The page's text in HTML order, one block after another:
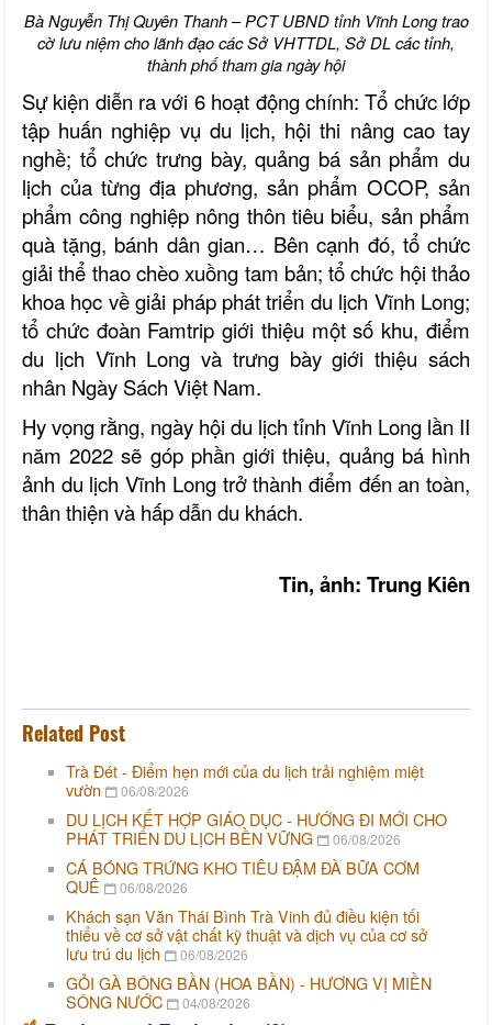
Bà Nguyễn Thị Quyên Thanh – PCT UBND tỉnh Vĩnh Long trao
cờ lưu niệm cho lãnh đạo cácSở VHTTDL, Sở DL các tỉnh,
thành phố tham gia ngày hội
Sự kiện diễn ra với 6 hoạt động chính: Tổ chức lớp
tập huấn nghiệp vụ du lịch, hội thi nâng cao tay
nghề; tổ chức trưng bày, quảng bá sản phẩm du
lịch của từng địa phương, sản phẩm OCOP, sản
phẩm công nghiệp nông thôn tiêu biểu, sản phẩm
quà tặng, bánh dân gian… Bên cạnh đó, tổ chức
giải thể thao chèo xuồng tam bản; tổ chức hội thảo
khoa học về giải pháp phát triển du lịch Vĩnh Long;
tổ chức đoàn Famtrip giới thiệu một số khu, điểm
du lịch Vĩnh Long và trưng bày giới thiệu sách
nhân Ngày Sách Việt Nam.
Hy vọng rằng, ngày hội du lịch tỉnh Vĩnh Long lần II
năm 2022 sẽ góp phần giới thiệu, quảng bá hình
ảnh du lịch Vĩnh Long trở thành điểm đến an toàn,
thân thiện và hấp dẫn du khách.
Tin, ảnh: Trung Kiên
Related Post
Trà Đét - Điểm hẹn mới của du lịch trải nghiệm miệt
vườn
06/08/2026
DU LỊCH KẾT HỢP GIÁO DỤC - HƯỚNG ĐI MỚI CHO
PHÁT TRIỂN DU LỊCH BỀN VỮNG
06/08/2026
CÁ BÓNG TRỨNG KHO TIÊU ĐẬM ĐÀ BỮA CƠM
QUÊ
06/08/2026
Khách sạn Văn Thái Bình Trà Vinh đủ điều kiện tối
thiểu về cơ sở vật chất kỹ thuật và dịch vụ của cơ sở
lưu trú du lịch
06/08/2026
GỎI GÀ BÔNG BẦN (HOA BẦN) - HƯƠNG VỊ MIỀN
SÔNG NƯỚC
04/08/2026